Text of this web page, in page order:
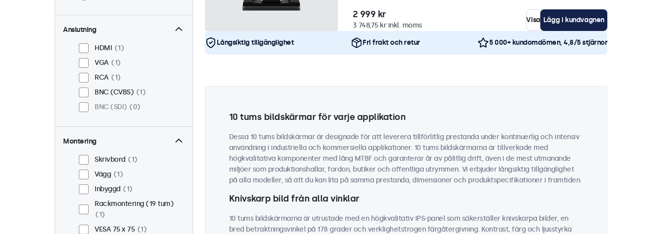
Anslutning
HDMI
1
VGA
1
RCA
1
BNC (CVBS)
1
BNC (SDI)
0
Montering
Skrivbord
1
Vägg
1
Inbyggd
1
Rackmontering (19 tum)
1
VESA 75 x 75
1
2 999 kr
3 748,75 kr inkl. moms
Visa Lägg i kundvagnen
Långsiktig tillgänglighet Fri frakt och retur 5 000+ kundomdömen, 4,8/5 stjärnor
10 tums bildskärmar för varje applikation
Dessa 10 tums bildskärmar är designade för att leverera tillförlitlig prestanda under kontinuerlig och intensiv
användning i industriella och kommersiella applikationer. 10 tums bildskärmarna är tillverkade med
högkvalitativa komponenter med lång MTBF och garanterar år av pålitlig drift, även i de mest utmanande
miljöer som produktionshallar, fordon, butiker och offentliga utrymmen. Vi erbjuder långsiktig tillgänglighet
på alla modeller, så att du kan lita på samma prestanda, dimensioner och produktspecifikationer i framtiden.
Knivskarp bild från alla vinklar
10 tums bildskärmarna är utrustade med en högkvalitativ IPS-panel som säkerställer knivskarpa bilder, en
bred betraktningsvinkel på 178 grader och verklighetstrogen färgåtergivning. Kontrast, färg och ljusstyrka